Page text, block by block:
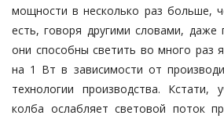
мощности в несколько раз больше,
есть, говоря другими словами,
они способны светить во много раз
на 1 Вт в зависимости от
технологии производства. Кстати,
колба ослабляет световой поток